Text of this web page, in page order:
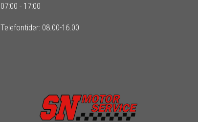
07:00 - 17:00
Telefontider: 08.00-16.00